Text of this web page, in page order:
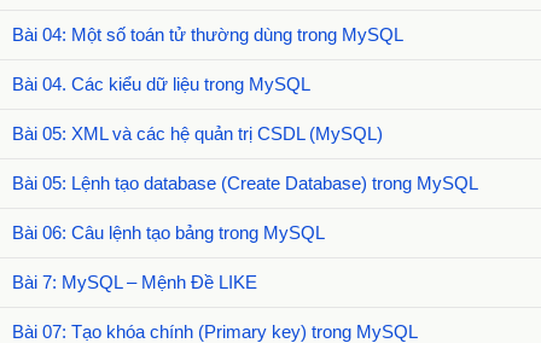
Bài 04: Một số toán tử thường dùng trong MySQL
Bài 04. Các kiểu dữ liệu trong MySQL
Bài 05: XML và các hệ quản trị CSDL (MySQL)
Bài 05: Lệnh tạo database (Create Database) trong MySQL
Bài 06: Câu lệnh tạo bảng trong MySQL
Bài 7: MySQL – Mệnh Đề LIKE
Bài 07: Tạo khóa chính (Primary key) trong MySQL